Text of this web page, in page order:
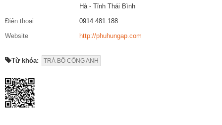
Hà - Tỉnh Thái Bình
Điện thoại
0914.481.188
Website
http://phuhungap.com
Từ khóa: TRÀ BỒ CÔNG ANH